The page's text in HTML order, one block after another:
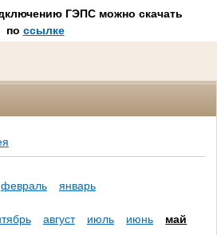
ГЭПС можно скачать
по ссылке
февраль
январь
август июль июнь
май